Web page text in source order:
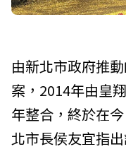
由新北市政府推
案 ，2014年由皇
年整合，終於在
北市長侯友宜指